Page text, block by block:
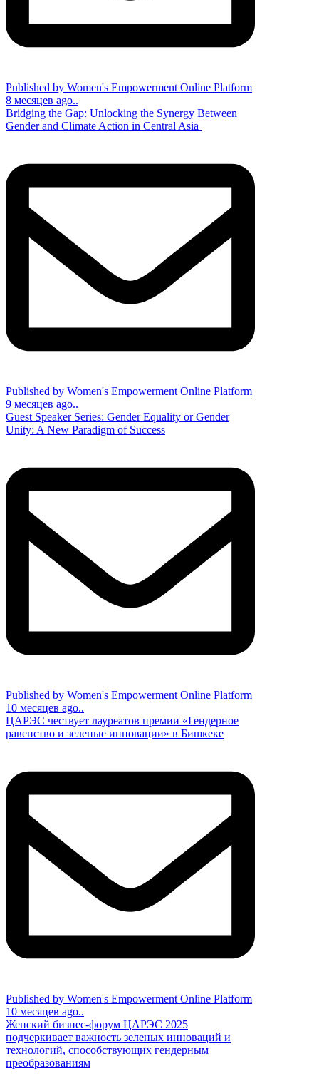
Published by Women's Empowerment Online Platform
8 месяцев ago..
Bridging the Gap: Unlocking the Synergy Between
Gender and Climate Action in Central Asia
Published by Women's Empowerment Online Platform
9 месяцев ago..
Guest Speaker Series: Gender Equality or Gender
Unity: A New Paradigm of Success
Published by Women's Empowerment Online Platform
10 месяцев ago..
ЦАРЭС чествует лауреатов премии «Гендерное
равенство и зеленые инновации» в Бишкеке
Published by Women's Empowerment Online Platform
10 месяцев ago..
Женский бизнес-форум ЦАРЭС 2025
подчеркивает важность зеленых инноваций и
технологий, способствующих гендерным
преобразованиям